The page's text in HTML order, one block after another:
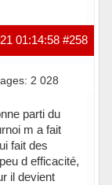
#258
01:14:58
2 028
parti du
m a fait
fait des
d efficacité,
il devient